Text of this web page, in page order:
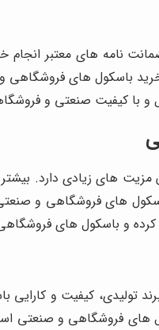
نامه های معتبر
باسکول های
و با کیفیت صنعتی و
های زیادی دارد.
های فروشگاهی و
کرده و باسکول های
تولیدی، کیفیت و
فروشگاهی و صنعتی